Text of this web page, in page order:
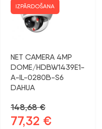
IZPĀRDOŠANA
NET CAMERA 4MP
DOME/HDBW1439E1-
A-IL-0280B-S6
DAHUA
148,68€
Sākotnējā
77,32 €